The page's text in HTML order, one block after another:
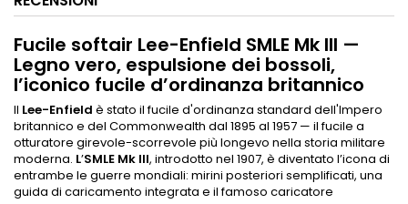
Fucile softair Lee-Enfield SMLE Mk III —
Legno vero, espulsione dei bossoli,
l’iconico fucile d’ordinanza britannico
Il Lee-Enfield è stato il fucile d'ordinanza standard dell'Impero
britannico e del Commonwealth dal 1895 al 1957 — il fucile a
otturatore girevole-scorrevole più longevo nella storia militare
moderna. L’SMLE Mk III, introdotto nel 1907, è diventato l’icona di
entrambe le guerre mondiali: mirini posteriori semplificati, una
guida di caricamento integrata e il famoso caricatore